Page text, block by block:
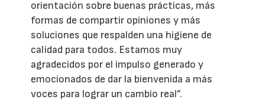
orientación sobre buenas prácticas, más
formas de compartir opiniones y más
soluciones que respalden una higiene de
calidad para todos. Estamos muy
agradecidos por el impulso generado y
emocionados de dar la bienvenida a más
voces para lograr un cambio real”.